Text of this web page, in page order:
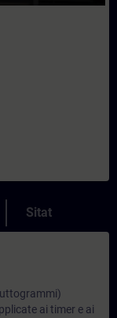
Sitat
ai timer e ai